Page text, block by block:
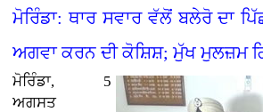
ਮੋਰਿੰਡਾ: ਥਾਰ ਸਵਾਰ ਵੱਲੋਂ ਬਲੇਰੋ ਦਾ
ਅਗਵਾ ਕਰਨ ਦੀ ਕੋਸ਼ਿਸ਼; ਮੁੱਖ ਮੁਲਜ਼ਮ
ਮੋਰਿੰਡਾ, 5
ਅਗਸਤ